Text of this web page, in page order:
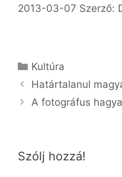
2013-03-07 Szerző:
Kategória
Kultúra
Ha­tár­ta­la­nul
A fo­tog­rá­fus
Szólj hozzá!